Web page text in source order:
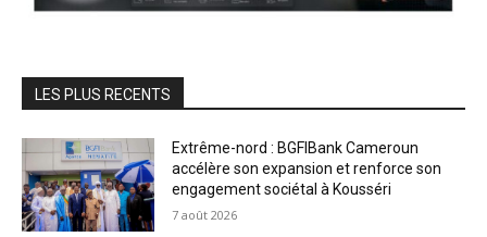
LES PLUS RECENTS
Extrême-nord : BGFIBank Cameroun
accélère son expansion et renforce son
engagement sociétal à Kousséri
7 août 2026